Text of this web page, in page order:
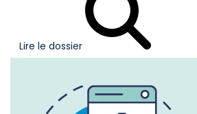
Lire le dossier